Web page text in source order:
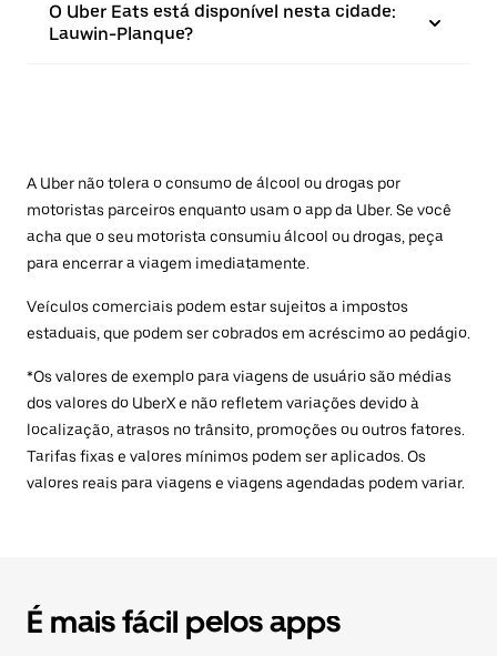
O Uber Eats está disponível nesta cidade:
Lauwin-Planque?
A Uber não tolera o consumo de álcool ou drogas por
motoristas parceiros enquanto usam o app da Uber. Se você
acha que o seu motorista consumiu álcool ou drogas, peça
para encerrar a viagem imediatamente.
Veículos comerciais podem estar sujeitos a impostos
estaduais, que podem ser cobrados em acréscimo ao pedágio.
*Os valores de exemplo para viagens de usuário são médias
dos valores do UberX e não refletem variações devido à
localização, atrasos no trânsito, promoções ou outros fatores.
Tarifas fixas e valores mínimos podem ser aplicados. Os
valores reais para viagens e viagens agendadas podem variar.
É mais fácil pelos apps